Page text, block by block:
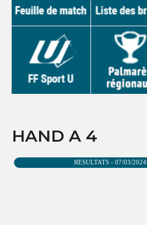
HAND A 4
RESULTATS - 07/03/2024